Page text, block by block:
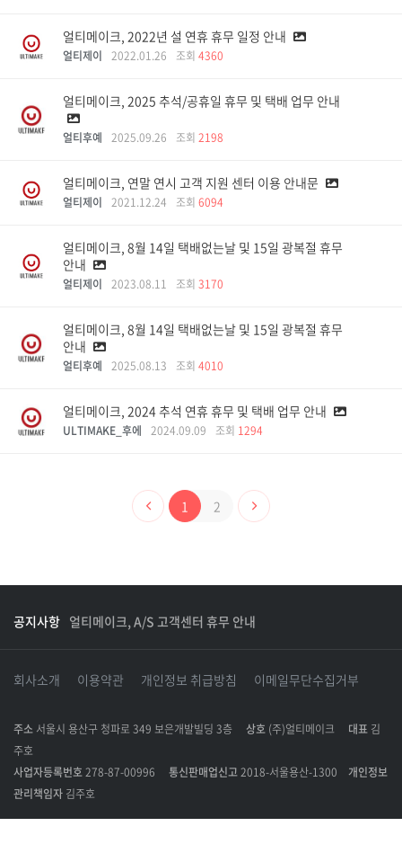
얼티메이크, 2022년 설 연휴 휴무 일정 안내
얼티제이 2022.01.26 조회 4360
얼티메이크, 2025 추석/공휴일 휴무 및 택배 업무 안내
얼티후예 2025.09.26 조회 2198
얼티메이크, 연말 연시 고객 지원 센터 이용 안내문
얼티제이 2021.12.24 조회 6094
얼티메이크, 8월 14일 택배없는날 및 15일 광복절 휴무
안내
얼티제이 2023.08.11 조회 3170
얼티메이크, 8월 14일 택배없는날 및 15일 광복절 휴무
안내
얼티후예 2025.08.13 조회 4010
얼티메이크, 2024 추석 연휴 휴무 및 택배 업무 안내
ULTIMAKE_후에 2024.09.09 조회 1294
1 2
공지사항 얼티메이크, A/S 고객센터 휴무 안내
회사소개 이용약관 개인정보 취급방침 이메일무단수집거부
주소 서울시 용산구 청파로 349 보은개발빌딩 3층 상호 (주)얼티메이크 대표 김
주호
사업자등록번호278-87-00996 통신판매업신고2018-서울용산-1300 개인정보
관리책임자 김주호